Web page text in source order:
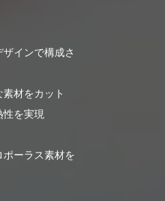
インで構成さ
材をカット
を実現
ーラス素材を